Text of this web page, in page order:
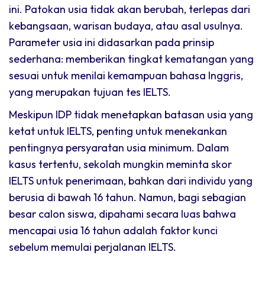
ini. Patokan usia tidak akan berubah, terlepas dari
kebangsaan, warisan budaya, atau asal usulnya.
Parameter usia ini didasarkan pada prinsip
sederhana: memberikan tingkat kematangan yang
sesuai untuk menilai kemampuan bahasa Inggris,
yang merupakan tujuan tes IELTS.
Meskipun IDP tidak menetapkan batasan usia yang
ketat untuk IELTS, penting untuk menekankan
pentingnya persyaratan usia minimum. Dalam
kasus tertentu, sekolah mungkin meminta skor
IELTS untuk penerimaan, bahkan dari individu yang
berusia di bawah 16 tahun. Namun, bagi sebagian
besar calon siswa, dipahami secara luas bahwa
mencapai usia 16 tahun adalah faktor kunci
sebelum memulai perjalanan IELTS.